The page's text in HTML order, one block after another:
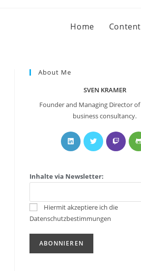
Home Content
About Me
SVEN KRAMER
Founder and Managing Director of
business consultancy.
Inhalte via Newsletter:
Hiermit akzeptiere ich die
Datenschutzbestimmungen